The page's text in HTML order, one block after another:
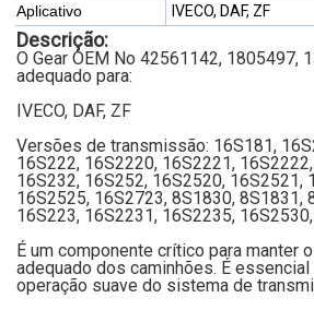
Aplicativo
IVECO, DAF, ZF
Descrição:
O Gear OEM No 42561142, 1805497,
adequado para:
IVECO, DAF, ZF
Versões de transmissão: 16S181,
16S222, 16S2220, 16S2221,
16S232, 16S252, 16S2520, 16S2521,
16S2525, 16S2723, 8S1830, 8S1831,
16S223, 16S2231, 16S2235,
É um componente crítico para manter
adequado dos caminhões. É essencial
operação suave do sistema de